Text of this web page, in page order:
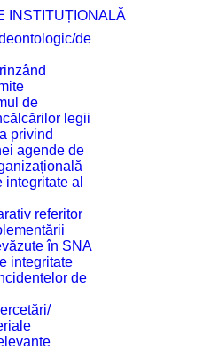
INSTITUȚIONALĂ
de
de
legii
privind
agende de
al
referitor
în SNA
integritate
de